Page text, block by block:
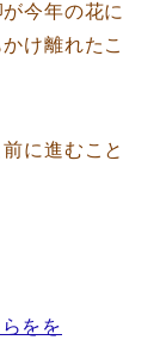
今年の花に
け離れたこ
に進むこと
をを